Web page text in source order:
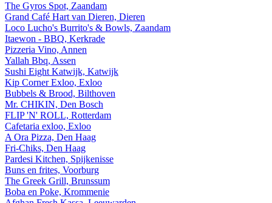
The Gyros Spot, Zaandam
Grand Café Hart van Dieren, Dieren
Loco Lucho's Burrito's & Bowls, Zaandam
Itaewon - BBQ, Kerkrade
Pizzeria Vino, Annen
Yallah Bbq, Assen
Sushi Eight Katwijk, Katwijk
Kip Corner Exloo, Exloo
Bubbels & Brood, Bilthoven
Mr. CHIKIN, Den Bosch
FLIP 'N' ROLL, Rotterdam
Cafetaria exloo, Exloo
A Ora Pizza, Den Haag
Fri-Chiks, Den Haag
Pardesi Kitchen, Spijkenisse
Buns en frites, Voorburg
The Greek Grill, Brunssum
Boba en Poke, Krommenie